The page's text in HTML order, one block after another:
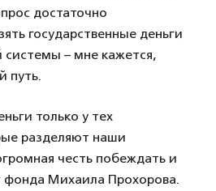
достаточно
государственные деньги
системы – мне кажется,
путь.
только у тех
разделяют наши
честь побеждать и
фонда Михаила Прохорова.